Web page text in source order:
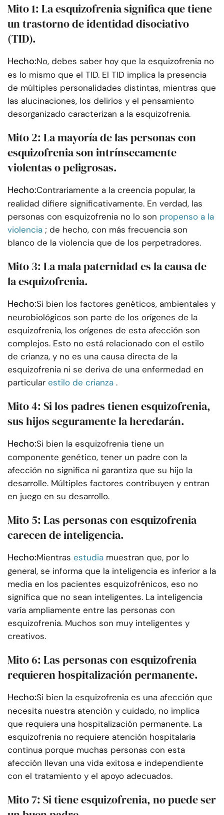
Mito 1: La esquizofrenia significa que tiene
un trastorno de identidad disociativo
(TID).
Hecho:No, debes saber hoy que la esquizofrenia no
es lo mismo que el TID. El TID implica la presencia
de múltiples personalidades distintas, mientras que
las alucinaciones, los delirios y el pensamiento
desorganizado caracterizan a la esquizofrenia.
Mito 2: La mayoría de las personas con
esquizofrenia son intrínsecamente
violentas o peligrosas.
Hecho:Contrariamente a la creencia popular, la
realidad difiere significativamente. En verdad, las
personas con esquizofrenia no lo son propenso a la
violencia ; de hecho, con más frecuencia son
blanco de la violencia que de los perpetradores.
Mito 3: La mala paternidad es la causa de
la esquizofrenia.
Hecho:Si bien los factores genéticos, ambientales y
neurobiológicos son parte de los orígenes de la
esquizofrenia, los orígenes de esta afección son
complejos. Esto no está relacionado con el estilo
de crianza, y no es una causa directa de la
esquizofrenia ni se deriva de una enfermedad en
particular estilo de crianza .
Mito 4: Si los padres tienen esquizofrenia,
sus hijos seguramente la heredarán.
Hecho:Si bien la esquizofrenia tiene un
componente genético, tener un padre con la
afección no significa ni garantiza que su hijo la
desarrolle. Múltiples factores contribuyen y entran
en juego en su desarrollo.
Mito 5: Las personas con esquizofrenia
carecen de inteligencia.
Hecho:Mientras estudia muestran que, por lo
general, se informa que la inteligencia es inferior a la
media en los pacientes esquizofrénicos, eso no
significa que no sean inteligentes. La inteligencia
varía ampliamente entre las personas con
esquizofrenia. Muchos son muy inteligentes y
creativos.
Mito 6: Las personas con esquizofrenia
requieren hospitalización permanente.
Hecho:Si bien la esquizofrenia es una afección que
necesita nuestra atención y cuidado, no implica
que requiera una hospitalización permanente. La
esquizofrenia no requiere atención hospitalaria
continua porque muchas personas con esta
afección llevan una vida exitosa e independiente
con el tratamiento y el apoyo adecuados.
Mito 7: Si tiene esquizofrenia, no puede ser